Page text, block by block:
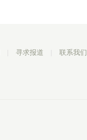
寻求报道 联系我们